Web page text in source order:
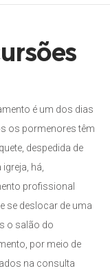
é um dos dias
os pormenores têm
despedida de
há,
profissional
se deslocar de uma
o salão do
por meio de
na consulta